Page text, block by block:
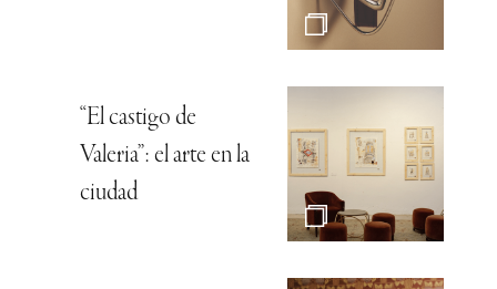
“El castigo de
Valeria”: el arte en la
ciudad